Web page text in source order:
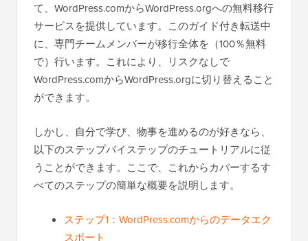
て、WordPress.comからWordPress.orgへの無料移行
サービスを提供しています。このガイド付き転送中
に、専門チームメンバーが移行全体を（100％無料
で）行います。これにより、リスクなしで
WordPress.comからWordPress.orgに切り替えること
ができます。
しかし、自分で学び、物事を進めるのが好きなら、
以下のステップバイステップのチュートリアルに従
うことができます。ここで、これからカバーするす
べてのステップの簡単な概要を説明します。
ステップ1：WordPress.comからのデータエク
スポート